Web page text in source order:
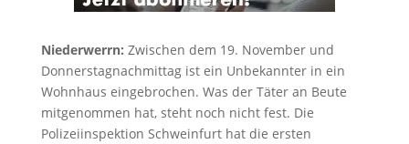
Niederwerrn: Zwischen dem 19. November und
Donnerstagnachmittag ist ein Unbekannter in ein
Wohnhaus eingebrochen. Was der Täter an Beute
mitgenommen hat, steht noch nicht fest. Die
Polizeiinspektion Schweinfurt hat die ersten